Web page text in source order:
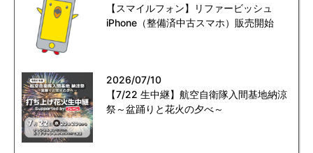
【スマイルフォン】リファービッシュ
iPhone（整備済中古スマホ）販売開始
2026/07/10
【7/22 生中継】航空自衛隊入間基地納涼
祭～盆踊りと花火の夕べ～